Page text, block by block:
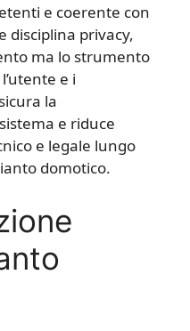
e coerente con
disciplina privacy,
ma lo strumento
e i
la
e riduce
e legale lungo
domotico.